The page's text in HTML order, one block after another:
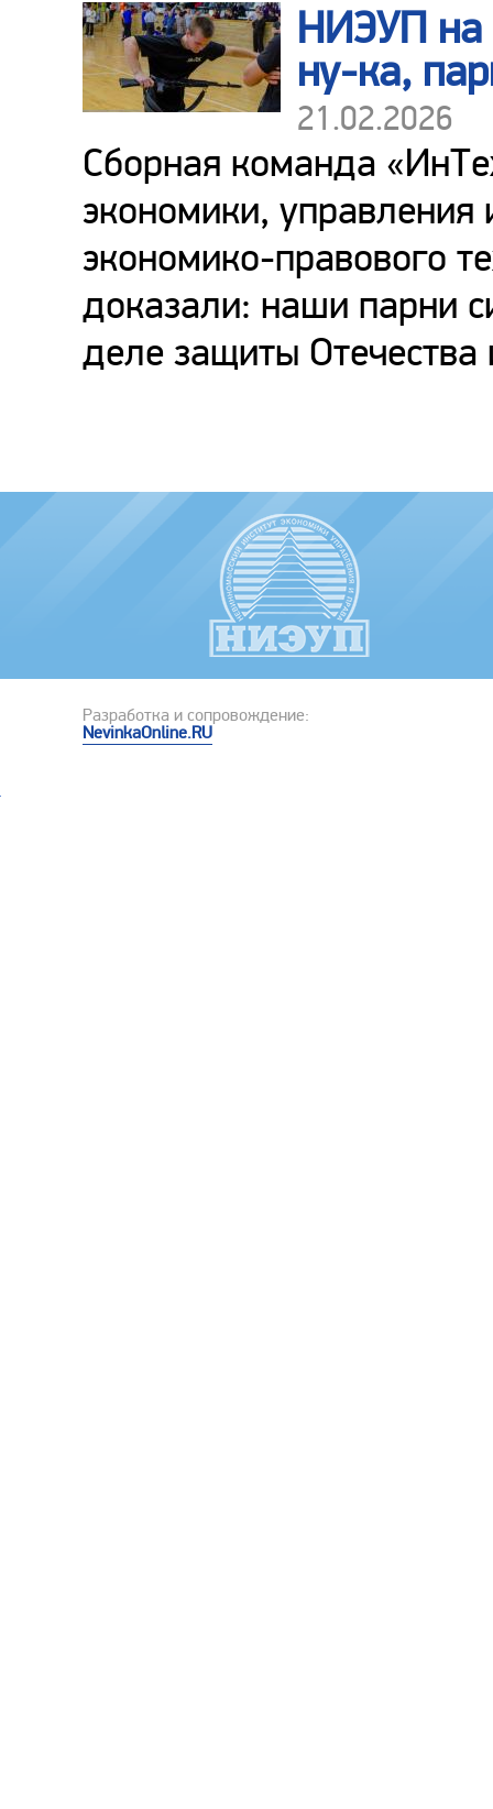
НИЭУП на
ну-ка,
21.02.2026
Сборная команда
экономики,
экономико-правового
доказали: наши парни
деле защиты Отечества
Разработка и сопровождение:
NevinkaOnline.RU